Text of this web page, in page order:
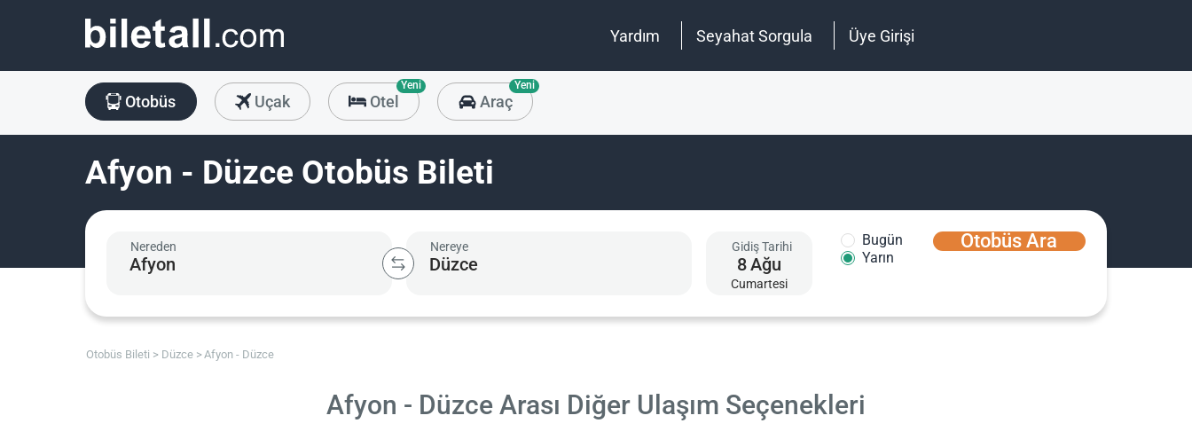
Yardım Seyahat Sorgula Üye Girişi
Otobüs Uçak Otel
Yeni
Araç
Yeni
Afyon - Düzce Otobüs Bileti
Nereden Nereye Gidiş Tarihi
8Ağu
Cumartesi
Bugün
Yarın
Otobüs Ara
Otobüs Bileti Düzce Afyon - Düzce
Afyon - Düzce Arası Diğer Ulaşım Seçenekleri